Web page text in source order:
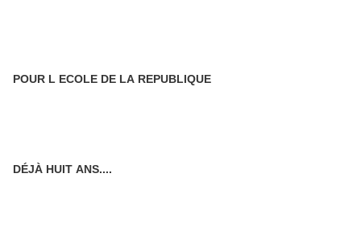
POUR L ECOLE DE LA REPUBLIQUE
DÉJÀ HUIT ANS....